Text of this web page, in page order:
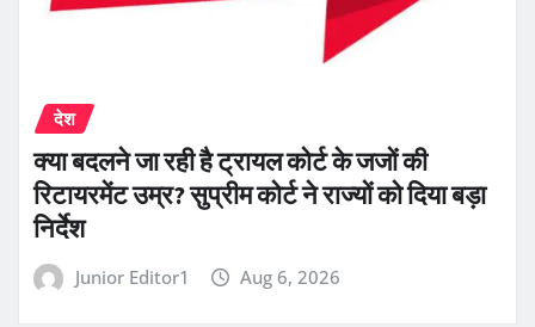
देश
क्या बदलने जा रही है ट्रायल कोर्ट के जजों की
रिटायरमेंट उम्र? सुप्रीम कोर्ट ने राज्यों को दिया बड़ा
निर्देश
Junior Editor1 Aug 6, 2026